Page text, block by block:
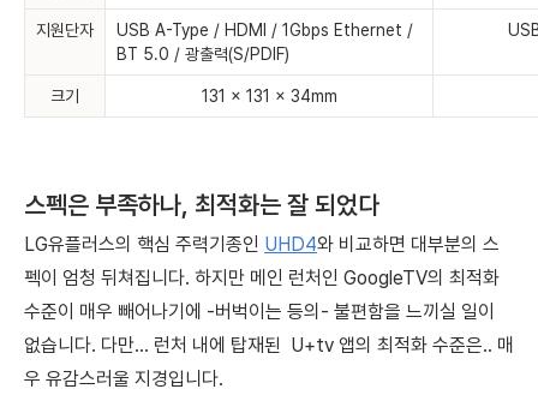
지원단자
USB A-Type / HDMI / 1Gbps Ethernet /
BT 5.0 / 광출력(S/PDIF)
크기 131 x 131 x 34mm
스펙은 부족하나, 최적화는 잘 되었다
LG유플러스의 핵심 주력기종인 UHD4와 비교하면 대부분의 스
펙이 엄청 뒤쳐집니다. 하지만 메인 런처인 GoogleTV의 최적화
수준이 매우 빼어나기에 -버벅이는 등의- 불편함을 느끼실 일이
없습니다. 다만... 런처 내에 탑재된 U+tv 앱의 최적화 수준은.. 매
우 유감스러울 지경입니다.